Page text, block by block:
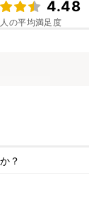
4.48
人の平均満足度
？
目安です。なる